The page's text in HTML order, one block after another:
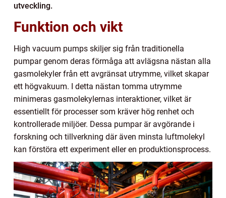
utveckling.
Funktion och vikt
High vacuum pumps skiljer sig från traditionella
pumpar genom deras förmåga att avlägsna nästan alla
gasmolekyler från ett avgränsat utrymme, vilket skapar
ett högvakuum. I detta nästan tomma utrymme
minimeras gasmolekylernas interaktioner, vilket är
essentiellt för processer som kräver hög renhet och
kontrollerade miljöer. Dessa pumpar är avgörande i
forskning och tillverkning där även minsta luftmolekyl
kan förstöra ett experiment eller en produktionsprocess.